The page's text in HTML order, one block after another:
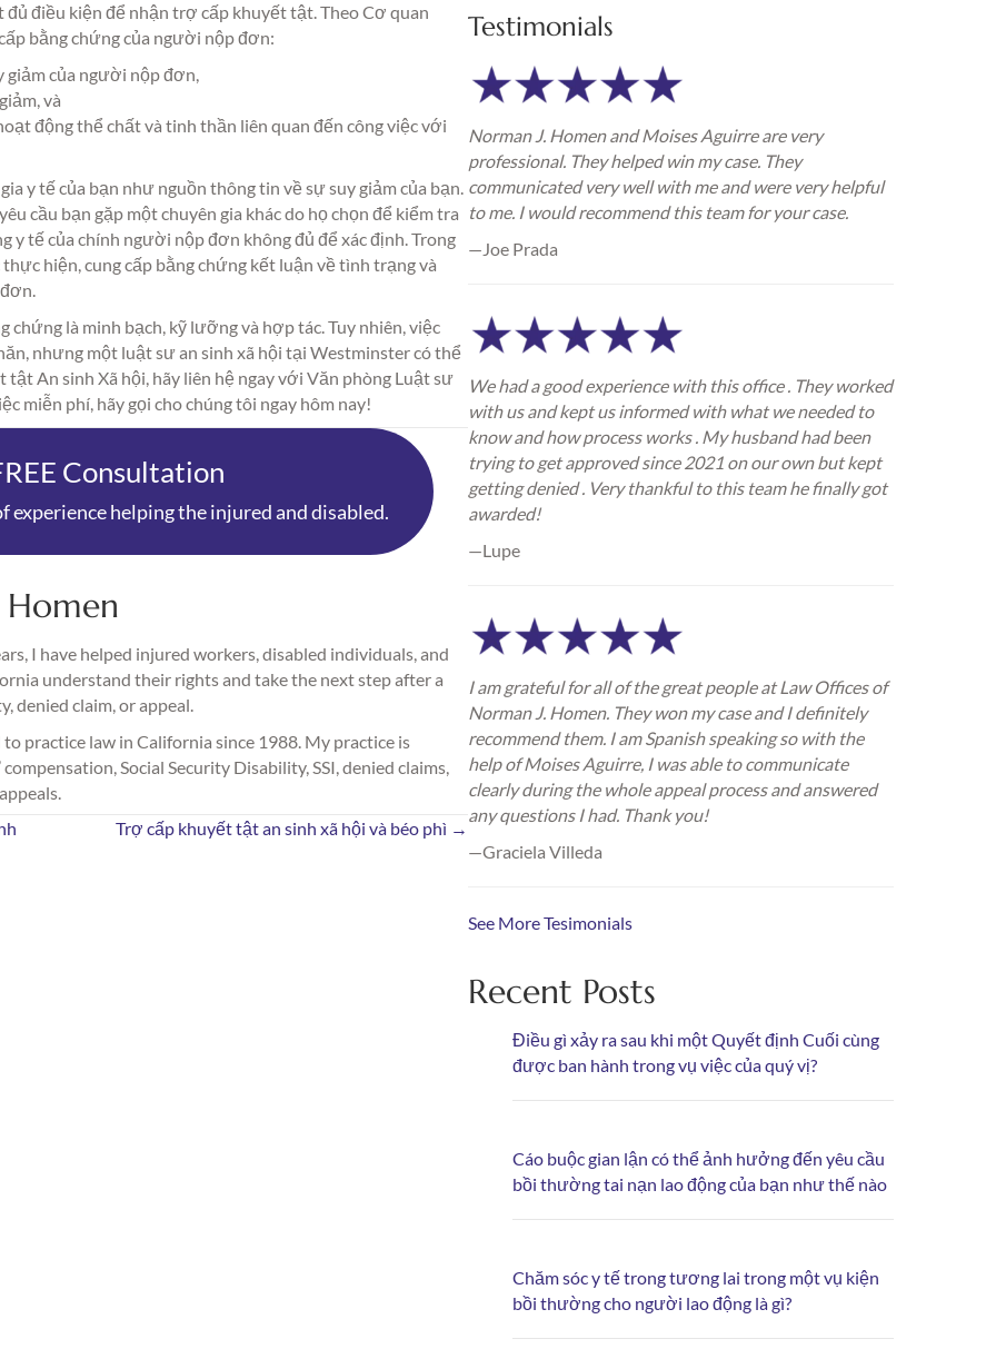
điều kiện để nhận trợ cấp khuyết tật. Theo Cơ quan
bằng chứng của người nộp đơn:
giảm của người nộp đơn,
và
động thể chất và tinh thần liên quan đến công việc với
y tế của bạn như nguồn thông tin về sự suy giảm của bạn.
cầu bạn gặp một chuyên gia khác do họ chọn để kiểm tra
tế của chính người nộp đơn không đủ để xác định. Trong
hiện, cung cấp bằng chứng kết luận về tình trạng và
là minh bạch, kỹ lưỡng và hợp tác. Tuy nhiên, việc
nhưng một luật sư an sinh xã hội tại Westminster có thể
An sinh Xã hội, hãy liên hệ ngay với Văn phòng Luật sư
miễn phí, hãy gọi cho chúng tôi ngay hôm nay!
Consultation
experience helping the injured and disabled.
Homen
I have helped injured workers, disabled individuals, and
understand their rights and take the next step after a
denied claim, or appeal.
to practice law in California since 1988. My practice is
Social Security Disability, SSI, denied claims,
Trợ cấp khuyết tật an sinh xã hội và béo phì →
Testimonials
Norman J. Homen and Moises Aguirre are very
professional. They helped win my case. They
communicated very well with me and were very helpful
to me. I would recommend this team for your case.
—Joe Prada
We had a good experience with this office . They worked
with us and kept us informed with what we needed to
know and how process works . My husband had been
trying to get approved since 2021 on our own but kept
getting denied . Very thankful to this team he finally got
awarded!
—Lupe
I am grateful for all of the great people at Law Offices of
Norman J. Homen. They won my case and I definitely
recommend them. I am Spanish speaking so with the
help of Moises Aguirre, I was able to communicate
clearly during the whole appeal process and answered
any questions I had. Thank you!
—Graciela Villeda
See More Tesimonials
Recent Posts
Điều gì xảy ra sau khi một Quyết định Cuối cùng
được ban hành trong vụ việc của quý vị?
Cáo buộc gian lận có thể ảnh hưởng đến yêu cầu
bồi thường tai nạn lao động của bạn như thế nào
Chăm sóc y tế trong tương lai trong một vụ kiện
bồi thường cho người lao động là gì?